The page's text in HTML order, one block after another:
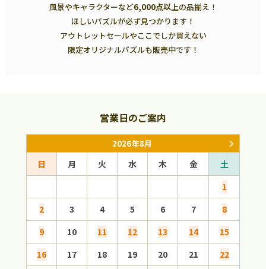
風景やキャラクターなど6,000点以上の品揃え！
ほしいパズルが必ず見つかります！
アウトレットセールやここでしか買えない
限定オリジナルパズルも販売中です！
営業日のご案内
2026年8月
日 月 火 水 木 金
土
1
2
3 4 5 6 7
8
9
10 11 12 13 14
15
16
17 18 19 20 21
22